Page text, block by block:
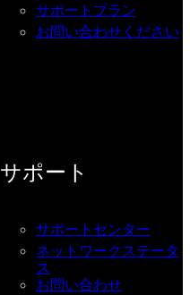
サポートプラン
お問い合わせください
サポート
サポートセンター
ネットワークステータ
ス
お問い合わせ